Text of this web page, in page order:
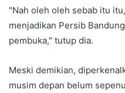
"Nah oleh oleh sebab itu
menjadikan Persib
pembuka," tutup dia.
Meski demikian,
musim depan belum